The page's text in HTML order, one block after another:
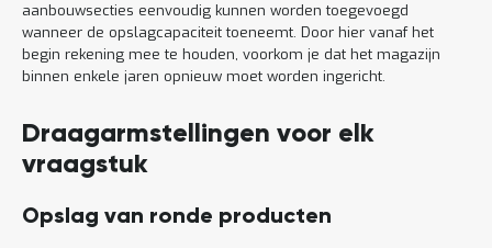
aanbouwsecties eenvoudig kunnen worden toegevoegd
wanneer de opslagcapaciteit toeneemt. Door hier vanaf het
begin rekening mee te houden, voorkom je dat het magazijn
binnen enkele jaren opnieuw moet worden ingericht.
Draagarmstellingen voor elk
vraagstuk
Opslag van ronde producten